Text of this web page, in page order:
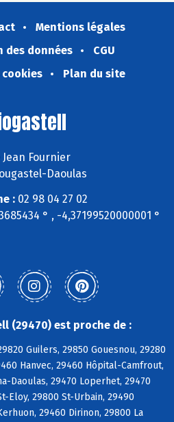
Mentions légales
des données
CGU
Plan du site
Jean Fournier
Daoulas
:02 98 04 27 02
° , -4,37199520000001 °
(29470) est proche de :
Guilers, 29850 Gouesnou, 29280
Hanvec, 29460 Hôpital-Camfrout,
Daoulas, 29470 Loperhet, 29470
Eloy, 29800 St-Urbain, 29490
29460 Dirinon, 29800 La